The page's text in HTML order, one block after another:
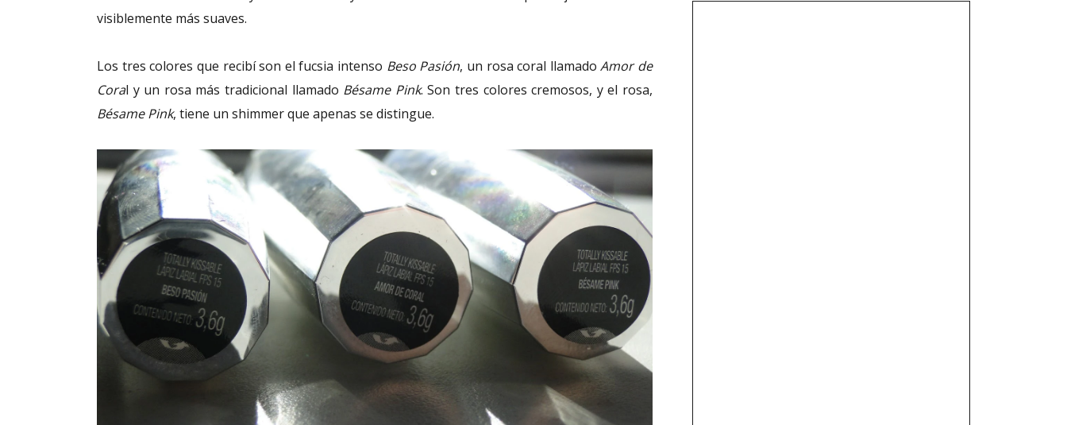
visiblemente más suaves.
Los tres colores que recibí son el fucsia intenso Beso Pasión, un rosa coral llamadoAmor de
Coral y un rosa más tradicional llamado Bésame Pink. Son tres colores cremosos, y el rosa,
Bésame Pink, tiene un shimmer que apenas se distingue.